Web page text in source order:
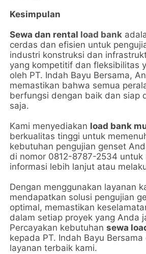
Kesimpulan
Sewa dan rental load bank
cerdas dan efisien untuk
industri konstruksi dan
yang kompetitif dan fleksibilitas
oleh PT. Indah Bayu Bersama,
memastikan bahwa semua
berfungsi dengan baik dan siap
saja.
Kami menyediakan load bank
berkualitas tinggi untuk
kebutuhan pengujian genset
di nomor 0812-8787-2534 untuk
informasi lebih lanjut atau
Dengan menggunakan layanan
mendapatkan solusi pengujian
optimal, memastikan
dalam setiap proyek yang Anda
Percayakan kebutuhansewa
kepada PT. Indah Bayu
layanan terbaik kami.